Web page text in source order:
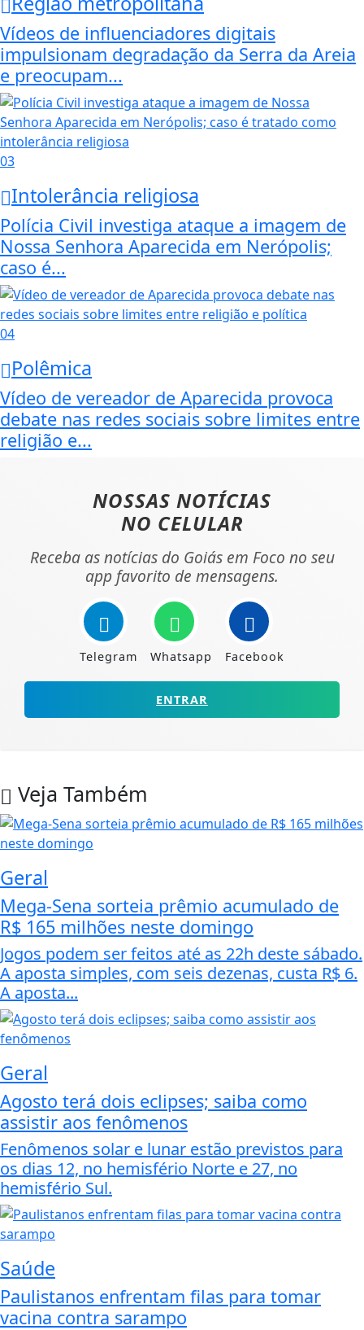
Vídeos de influenciadores digitais
impulsionam degradação da Serra da Areia
e preocupam...
03
Intolerância religiosa
Polícia Civil investiga ataque a imagem de
Nossa Senhora Aparecida em Nerópolis;
caso é...
04
Polêmica
Vídeo de vereador de Aparecida provoca
debate nas redes sociais sobre limites entre
religião e...
NOSSAS NOTÍCIAS
NO CELULAR
Receba as notícias do Goiás em Foco no seu
app favorito de mensagens.
Telegram Whatsapp Facebook
ENTRAR
Veja Também
Geral
Mega-Sena sorteia prêmio acumulado de
R$ 165 milhões neste domingo
Jogos podem ser feitos até as 22h deste sábado.
A aposta simples, com seis dezenas, custa R$ 6.
A aposta...
Geral
Agosto terá dois eclipses; saiba como
assistir aos fenômenos
Fenômenos solar e lunar estão previstos para
os dias 12, no hemisfério Norte e 27, no
hemisfério Sul.
Saúde
Paulistanos enfrentam filas para tomar
vacina contra sarampo